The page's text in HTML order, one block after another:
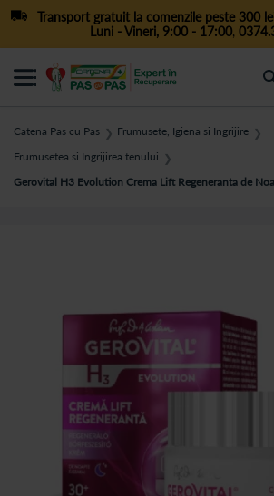
Transport gratuit la comenzile peste 300
Luni - Vineri, 9:00 - 17:00,
Catena Pas cu Pas ❯ Frumusete, Igiena si Ingrijire ❯
Frumusetea si Ingrijirea tenului ❯
Gerovital H3 Evolution Crema Lift Regeneranta de